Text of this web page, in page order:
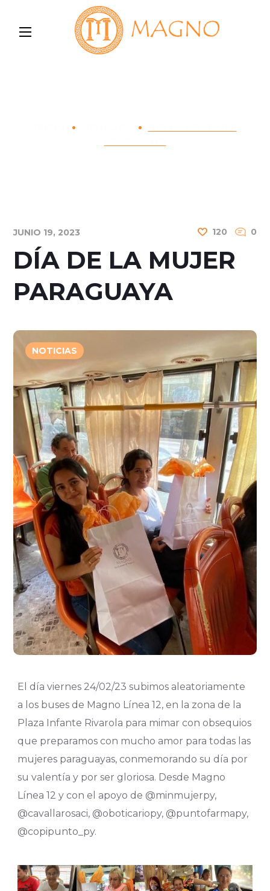
JUNIO 19, 2023 120 0
DÍA DE LA MUJER
PARAGUAYA
NOTICIAS
El día viernes 24/02/23 subimos aleatoriamente
a los buses de Magno Línea 12, en la zona de la
Plaza Infante Rivarola para mimar con obsequios
que preparamos con mucho amor para todas las
mujeres paraguayas, conmemorando su día por
su valentía y por ser gloriosa. Desde Magno
Línea 12 y con el apoyo de @minmujerpy,
@cavallarosaci, @oboticariopy, @puntofarmapy,
@copipunto_py.